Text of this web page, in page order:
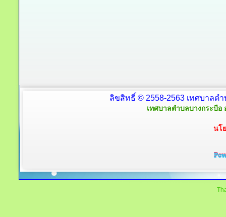
ลิขสิทธิ์ © 2558-2563 เทศบาลต
เทศบาลตำบลบางกระบือ
นโ